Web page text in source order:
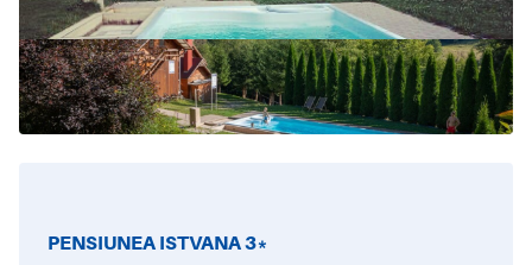
PENSIUNEA ISTVANA 3*